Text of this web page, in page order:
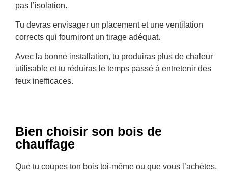
pas l’isolation.
Tu devras envisager un placement et une ventilation
corrects qui fourniront un tirage adéquat.
Avec la bonne installation, tu produiras plus de chaleur
utilisable et tu réduiras le temps passé à entretenir des
feux inefficaces.
Bien choisir son bois de
chauffage
Que tu coupes ton bois toi-même ou que vous l’achètes,